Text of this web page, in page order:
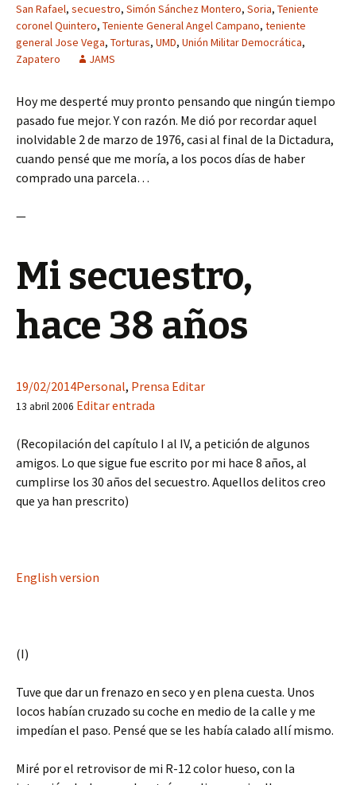
San Rafael, secuestro, Simón Sánchez Montero, Soria, Teniente
coronel Quintero, Teniente General Angel Campano, teniente
general Jose Vega, Torturas, UMD, Unión Militar Democrática,
Zapatero
JAMS
Hoy me desperté muy pronto pensando que ningún tiempo
pasado fue mejor. Y con razón. Me dió por recordar aquel
inolvidable 2 de marzo de 1976, casi al final de la Dictadura,
cuando pensé que me moría, a los pocos días de haber
comprado una parcela…
—
Mi secuestro,
hace 38 años
19/02/2014Personal, Prensa Editar
13 abril 2006 Editar entrada
(Recopilación del capítulo I al IV, a petición de algunos
amigos. Lo que sigue fue escrito por mi hace 8 años, al
cumplirse los 30 años del secuestro. Aquellos delitos creo
que ya han prescrito)
English version
(I)
Tuve que dar un frenazo en seco y en plena cuesta. Unos
locos habían cruzado su coche en medio de la calle y me
impedían el paso. Pensé que se les había calado allí mismo.
Miré por el retrovisor de mi R-12 color hueso, con la